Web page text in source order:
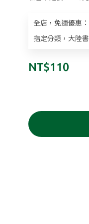
全店，免運優惠
指定分類，大陸
NT$110